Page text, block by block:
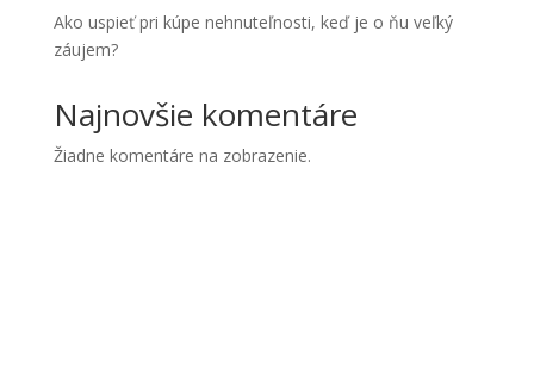
Ako uspieť pri kúpe nehnuteľnosti, keď je o ňu veľký
záujem?
Najnovšie komentáre
Žiadne komentáre na zobrazenie.